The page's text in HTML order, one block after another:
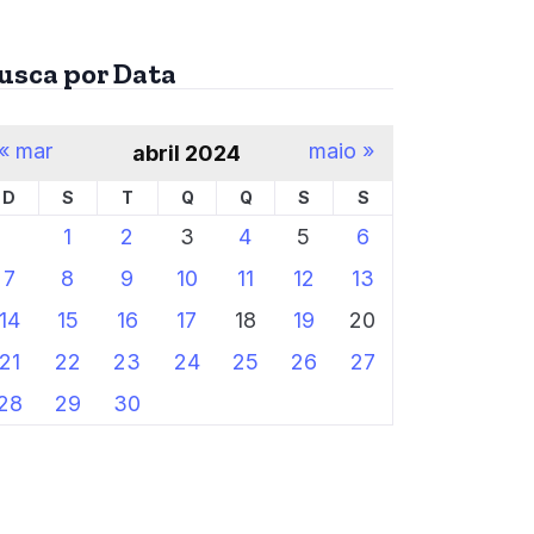
por Data
abril 2024
D S T Q Q S S
1 2 3 4 5
6
7
8 9 10 11 12
13
15 16 17 18 19
20
22 23 24 25 26
27
29 30
mar maio »